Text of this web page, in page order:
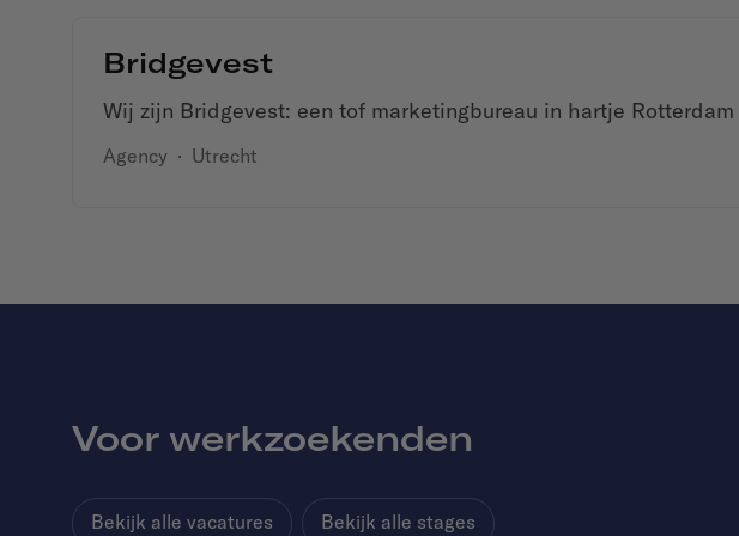
Bridgevest
Wij zijn Bridgevest: een tof marketingbureau in hartje Rotterdam
Agency · Utrecht
Voor werkzoekenden
Bekijk alle vacatures Bekijk alle stages